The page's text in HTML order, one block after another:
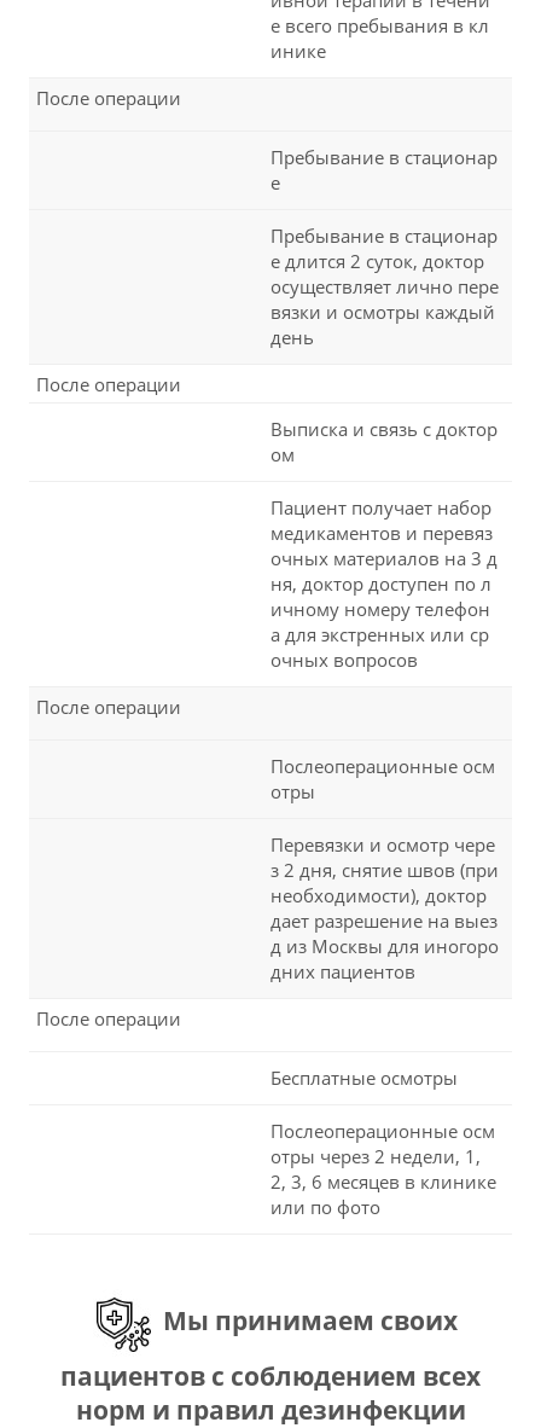
е всего пребывания в кл
инике
После операции
Пребывание в стационар
е
Пребывание в стационар
е длится 2 суток, доктор
осуществляет лично пере
вязки и осмотры каждый
день
После операции
Выписка и связь с доктор
ом
Пациент получает набор
медикаментов и перевяз
очных материалов на 3 д
ня, доктор доступен по л
ичному номеру телефон
а для экстренных или ср
очных вопросов
После операции
Послеоперационные осм
отры
Перевязки и осмотр чере
з 2 дня, снятие швов (при
необходимости), доктор
дает разрешение на выез
д из Москвы для иногоро
дних пациентов
После операции
Бесплатные осмотры
Послеоперационные осм
отры через 2 недели, 1,
2, 3, 6 месяцев в клинике
или по фото
Мы принимаем своих
пациентов с соблюдением всех
норм и правил дезинфекции